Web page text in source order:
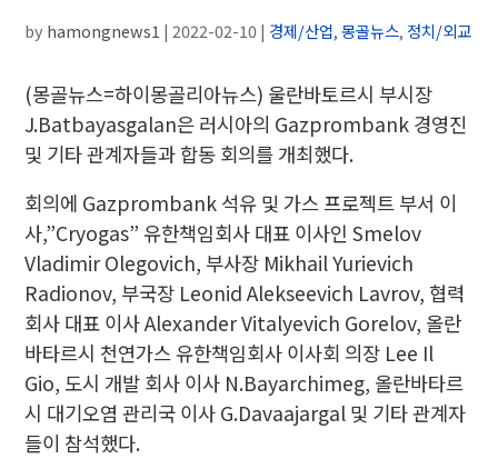
by hamongnews1 | 2022-02-10| 경제/산업,몽골뉴스, 정치/외교
(몽골뉴스=하이몽골리아뉴스) 울란바토르시 부시장
J.Batbayasgalan은 러시아의 Gazprombank 경영진
및 기타 관계자들과 합동 회의를 개최했다.
회의에 Gazprombank 석유 및 가스 프로젝트 부서 이
사,”Cryogas” 유한책임회사 대표 이사인 Smelov
Vladimir Olegovich, 부사장 Mikhail Yurievich
Radionov, 부국장 Leonid Alekseevich Lavrov, 협력
회사 대표 이사 Alexander Vitalyevich Gorelov, 올란
바타르시 천연가스 유한책임회사 이사회 의장 Lee Il
Gio, 도시 개발 회사 이사 N.Bayarchimeg, 올란바타르
시 대기오염 관리국 이사 G.Davaajargal 및 기타 관계자
들이 참석했다.